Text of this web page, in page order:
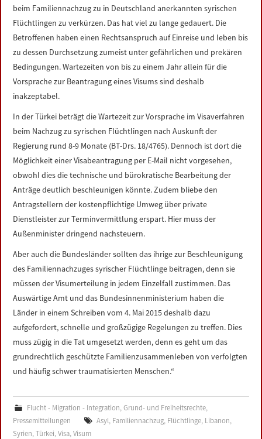
beim Familiennachzug zu in Deutschland anerkannten syrischen
Flüchtlingen zu verkürzen. Das hat viel zu lange gedauert. Die
Betroffenen haben einen Rechtsanspruch auf Einreise und leben bis
zu dessen Durchsetzung zumeist unter gefährlichen und prekären
Bedingungen. Wartezeiten von bis zu einem Jahr allein für die
Vorsprache zur Beantragung eines Visums sind deshalb
inakzeptabel.
In der Türkei beträgt die Wartezeit zur Vorsprache im Visaverfahren
beim Nachzug zu syrischen Flüchtlingen nach Auskunft der
Regierung rund 8-9 Monate (BT-Drs. 18/4765). Dennoch ist dort die
Möglichkeit einer Visabeantragung per E-Mail nicht vorgesehen,
obwohl dies die technische und bürokratische Bearbeitung der
Anträge deutlich beschleunigen könnte. Zudem bliebe den
Antragstellern der kostenpflichtige Umweg über private
Dienstleister zur Terminvermittlung erspart. Hier muss der
Außenminister dringend nachsteuern.
Aber auch die Bundesländer sollten das ihrige zur Beschleunigung
des Familiennachzuges syrischer Flüchtlinge beitragen, denn sie
müssen der Visumerteilung in jedem Einzelfall zustimmen. Das
Auswärtige Amt und das Bundesinnenministerium haben die
Länder in einem Schreiben vom 4. Mai 2015 deshalb dazu
aufgefordert, schnelle und großzügige Regelungen zu treffen. Dies
muss zügig in die Tat umgesetzt werden, denn es geht um das
grundrechtlich geschützte Familienzusammenleben von verfolgten
und häufig schwer traumatisierten Menschen.“
Flucht - Migration - Integration, Grund- und Freiheitsrechte,
Pressemitteilungen
Asyl, Familiennachzug, Flüchtlinge, Libanon,
Syrien,Türkei,Visa,Visum